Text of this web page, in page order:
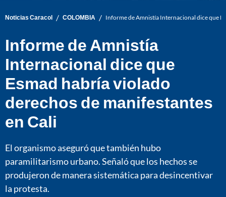
Noticias Caracol / COLOMBIA / Informe de Amnistía Internacional dice que
Informe de Amnistía
Internacional dice que
Esmad habría violado
derechos de manifestantes
en Cali
El organismo aseguró que también hubo
paramilitarismo urbano. Señaló que los hechos se
produjeron de manera sistemática para desincentivar
la protesta.